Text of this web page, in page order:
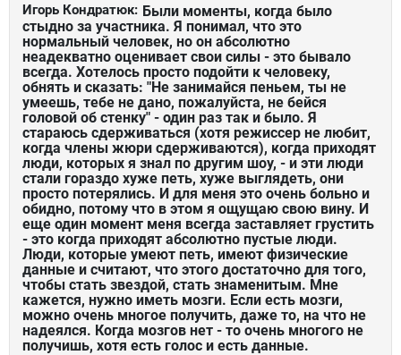
Игорь Кондратюк: Были моменты, когда было
стыдно за участника. Я понимал, что это
нормальный человек, но он абсолютно
неадекватно оценивает свои силы - это бывало
всегда. Хотелось просто подойти к человеку,
обнять и сказать: "Не занимайся пеньем, ты не
умеешь, тебе не дано, пожалуйста, не бейся
головой об стенку" - один раз так и было. Я
стараюсь сдерживаться (хотя режиссер не любит,
когда члены жюри сдерживаются), когда приходят
люди, которых я знал по другим шоу, - и эти люди
стали гораздо хуже петь, хуже выглядеть, они
просто потерялись. И для меня это очень больно и
обидно, потому что в этом я ощущаю свою вину. И
еще один момент меня всегда заставляет грустить
- это когда приходят абсолютно пустые люди.
Люди, которые умеют петь, имеют физические
данные и считают, что этого достаточно для того,
чтобы стать звездой, стать знаменитым. Мне
кажется, нужно иметь мозги. Если есть мозги,
можно очень многое получить, даже то, на что не
надеялся. Когда мозгов нет - то очень многого не
получишь, хотя есть голос и есть данные.